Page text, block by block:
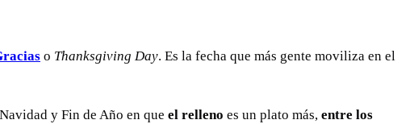
o Thanksgiving Day. Es la fecha que más gente moviliza en el
y Fin de Año en que el relleno es un plato más, entre los